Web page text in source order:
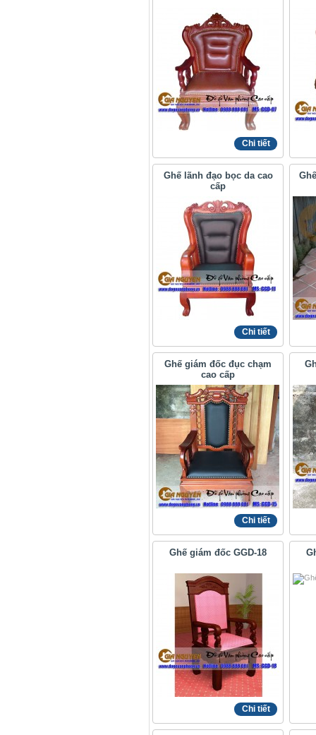
Chi tiết
Ghế lãnh đạo bọc da cao
cấp
Chi tiết
Ghế giám đốc đục chạm
cao cấp
Chi tiết
Ghế giám đốc GGD-18
Chi tiết